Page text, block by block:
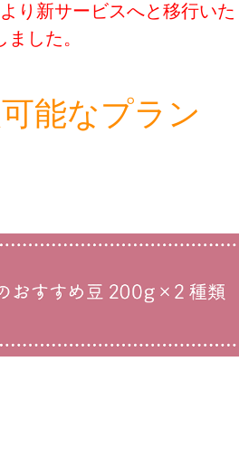
り新サービスへと移行いた
ました。
能なプラン